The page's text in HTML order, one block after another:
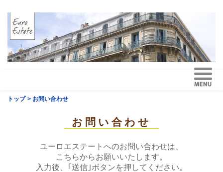
トップ > お問い合わせ
お問い合わせ
ユーロエステートへのお問い合わせは、
こちらからお願いいたします。
入力後、｢送信｣ボタンを押してください。